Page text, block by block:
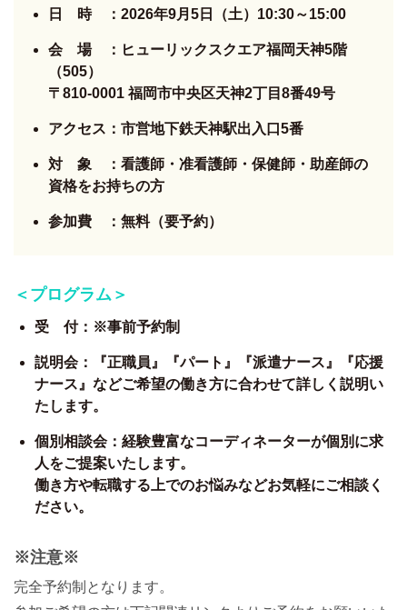
日 時 ：2026年9月5日（土）10:30～15:00
会 場 ：ヒューリックスクエア福岡天神5階
（505）
〒810-0001 福岡市中央区天神2丁目8番49号
アクセス：市営地下鉄天神駅出入口5番
対 象 ：看護師・准看護師・保健師・助産師の
資格をお持ちの方
参加費 ：無料（要予約）
＜プログラム＞
受 付：※事前予約制
説明会：『正職員』『パート』『派遣ナース』『応援
ナース』などご希望の働き方に合わせて詳しく説明い
たします。
個別相談会：経験豊富なコーディネーターが個別に求
人をご提案いたします。
働き方や転職する上でのお悩みなどお気軽にご相談く
ださい。
※注意※
完全予約制となります。